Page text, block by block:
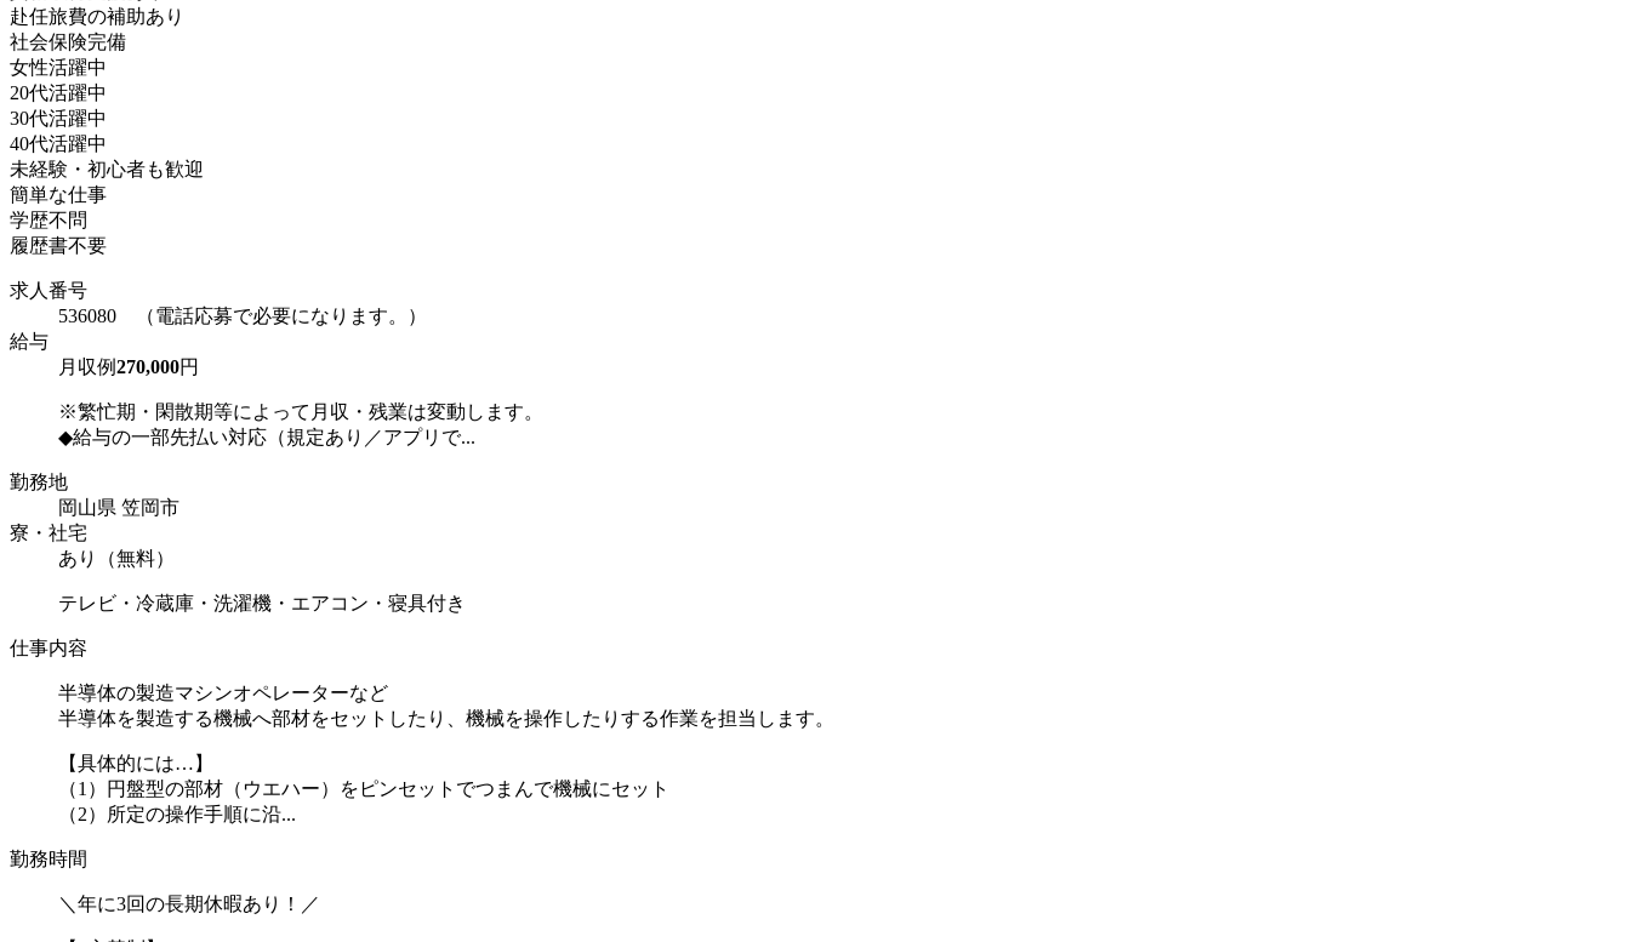
赴任旅費の補助あり
社会保険完備
女性活躍中
20代活躍中
30代活躍中
40代活躍中
未経験・初心者も歓迎
簡単な仕事
学歴不問
履歴書不要
求人番号
536080 （電話応募で必要になります。）
給与
月収例270,000円
※繁忙期・閑散期等によって月収・残業は変動します。
◆給与の一部先払い対応（規定あり／アプリで...
勤務地
岡山県 笠岡市
寮・社宅
あり（無料）
テレビ・冷蔵庫・洗濯機・エアコン・寝具付き
仕事内容
半導体の製造マシンオペレーターなど
半導体を製造する機械へ部材をセットしたり、機械を操作したりする作業を担当します。
【具体的には…】
（1）円盤型の部材（ウエハー）をピンセットでつまんで機械にセット
（2）所定の操作手順に沿...
勤務時間
＼年に3回の長期休暇あり！／